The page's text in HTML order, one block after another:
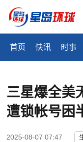
首页 快讯 时事
三星爆全美
遭锁帐号困
2025-08-07 07:47